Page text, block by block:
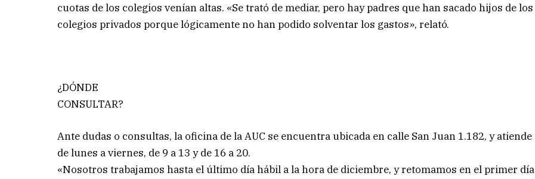
cuotas de los colegios venían altas. «Se trató de mediar, pero hay padres que han sacado hijos de los
colegios privados porque lógicamente no han podido solventar los gastos», relató.
¿DÓNDE
CONSULTAR?
Ante dudas o consultas, la oficina de la AUC se encuentra ubicada en calle San Juan 1.182, y atiende
de lunes a viernes, de 9 a 13 y de 16 a 20.
«Nosotros trabajamos hasta el último día hábil a la hora de diciembre, y retomamos en el primer día